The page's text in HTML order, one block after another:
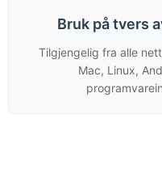
Bruk på tvers
Tilgjengelig fra alle
Mac, Linux,